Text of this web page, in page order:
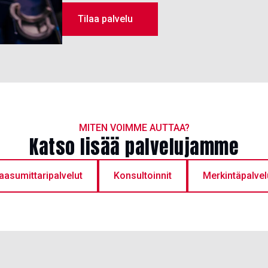
Tilaa palvelu
MITEN VOIMME AUTTAA?
Katso lisää palvelujamme
Konsultoinnit